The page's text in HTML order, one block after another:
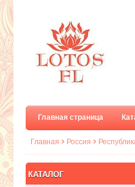
Главная страница
Главная Россия
КАТАЛОГ